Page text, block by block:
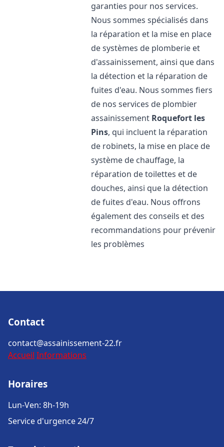
garanties pour nos services.
Nous sommes spécialisés dans
la réparation et la mise en place
de systèmes de plomberie et
d'assainissement, ainsi que dans
la détection et la réparation de
fuites d'eau. Nous sommes fiers
de nos services de plombier
assainissement Roquefort les
Pins, qui incluent la réparation
de robinets, la mise en place de
système de chauffage, la
réparation de toilettes et de
douches, ainsi que la détection
de fuites d'eau. Nous offrons
également des conseils et des
recommandations pour prévenir
les problèmes
Contact
contact@assainissement-22.fr
Accueil Informations
Horaires
Lun-Ven: 8h-19h
Service d'urgence 24/7